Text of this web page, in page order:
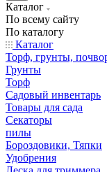
Каталог
По всему сайту
По каталогу
Каталог
Торф, грунты,
Грунты
Торф
Садовый инвентарь
Товары для сада
Секаторы
пилы
Бороздовики, Тяпки
Удобрения